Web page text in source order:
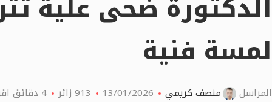
الدكتورة ضحى علية
لمسة فنية
المراسل منصف كريمي 13/01/2026
913 زائر